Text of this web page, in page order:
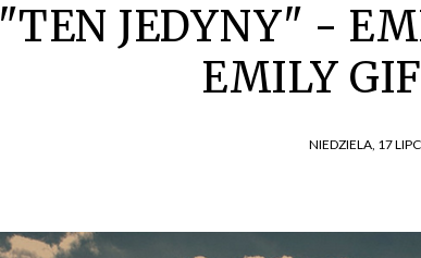
"TEN JEDYNY" -
EMILY
NIEDZIELA, 17